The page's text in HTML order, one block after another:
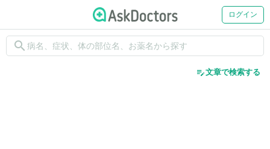
ログイン
search
edit_note文章で検索する